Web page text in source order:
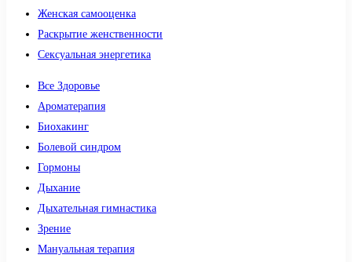
Женская самооценка
Раскрытие женственности
Сексуальная энергетика
Все Здоровье
Ароматерапия
Биохакинг
Болевой синдром
Гормоны
Дыхание
Дыхательная гимнастика
Зрение
Мануальная терапия